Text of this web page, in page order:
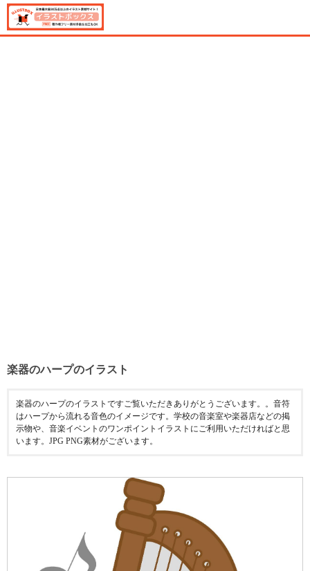
楽器のハープのイラスト
楽器のハープのイラストですご覧いただきありがとうございます。。音符
はハープから流れる音色のイメージです。学校の音楽室や楽器店などの掲
示物や、音楽イベントのワンポイントイラストにご利用いただければと思
います。JPG PNG素材がございます。